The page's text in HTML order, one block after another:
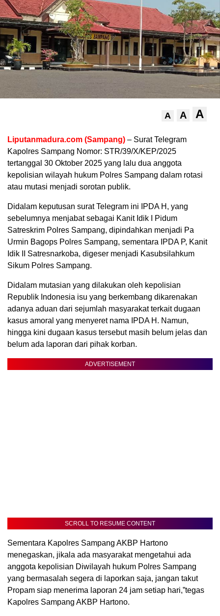
A A A
Liputanmadura.com (Sampang) – Surat Telegram
Kapolres Sampang Nomor: STR/39/X/KEP/2025
tertanggal 30 Oktober 2025 yang lalu dua anggota
kepolisian wilayah hukum Polres Sampang dalam rotasi
atau mutasi menjadi sorotan publik.
Didalam keputusan surat Telegram ini IPDA H, yang
sebelumnya menjabat sebagai Kanit Idik I Pidum
Satreskrim Polres Sampang, dipindahkan menjadi Pa
Urmin Bagops Polres Sampang, sementara IPDA P, Kanit
Idik II Satresnarkoba, digeser menjadi Kasubsilahkum
Sikum Polres Sampang.
Didalam mutasian yang dilakukan oleh kepolisian
Republik Indonesia isu yang berkembang dikarenakan
adanya aduan dari sejumlah masyarakat terkait dugaan
kasus amoral yang menyeret nama IPDA H. Namun,
hingga kini dugaan kasus tersebut masih belum jelas dan
belum ada laporan dari pihak korban.
ADVERTISEMENT
SCROLL TO RESUME CONTENT
Sementara Kapolres Sampang AKBP Hartono
menegaskan, jikala ada masyarakat mengetahui ada
anggota kepolisian Diwilayah hukum Polres Sampang
yang bermasalah segera di laporkan saja, jangan takut
Propam siap menerima laporan 24 jam setiap hari,”tegas
Kapolres Sampang AKBP Hartono.